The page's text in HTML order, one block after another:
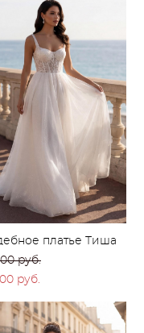
платье Тиша
pуб.
pуб.